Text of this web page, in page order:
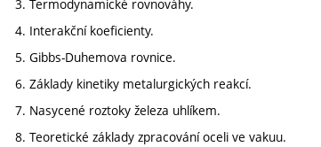
3. Termodynamické rovnováhy.
4. Interakční koeficienty.
5. Gibbs-Duhemova rovnice.
6. Základy kinetiky metalurgických reakcí.
7. Nasycené roztoky železa uhlíkem.
8. Teoretické základy zpracování oceli ve vakuu.